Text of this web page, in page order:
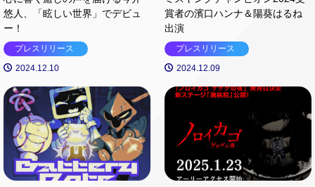
悠人、「眩しい世界」でデビュ
ー！
プレスリリース
2024.12.10
賞者の濱口ハンナ＆陽葵はるね
出演
プレスリリース
2024.12.09